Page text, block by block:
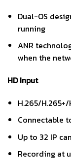
Dual-OS
running
ANR
when the
HD Input
H.265/
Connectable
Up to 32 IP
Recording at